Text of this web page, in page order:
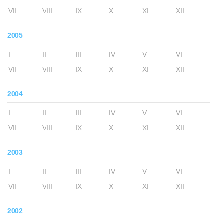
VII
VIII IX X XI XII
2005
I II III IV V
VI
VII
VIII IX X XI XII
2004
I II III IV V
VI
VII
VIII IX X XI XII
2003
I II III IV V
VI
VII
VIII IX X XI XII
2002